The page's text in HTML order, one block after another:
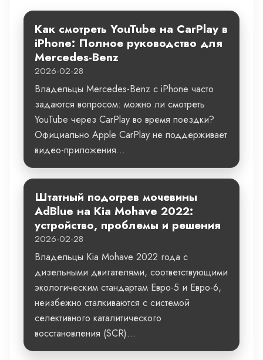
Как смотреть YouTube на CarPlay в
iPhone: Полное руководство для
Mercedes-Benz
2026-02-28
Владельцы Mercedes-Benz с iPhone часто
задаются вопросом: можно ли смотреть
YouTube через CarPlay во время поездки?
Официально Apple CarPlay не поддерживает
видео-приложения...
Штатный подогрев мочевины
AdBlue на Kia Mohave 2022:
устройство, проблемы и решения
2026-02-28
Владельцы Kia Mohave 2022 года с
дизельными двигателями, соответствующими
экологическим стандартам Евро-5 и Евро-6,
неизбежно сталкиваются с системой
селективного каталитического
восстановления (SCR)...